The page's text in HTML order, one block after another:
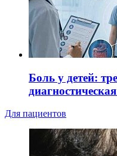
Боль у детей:
Для пациентов